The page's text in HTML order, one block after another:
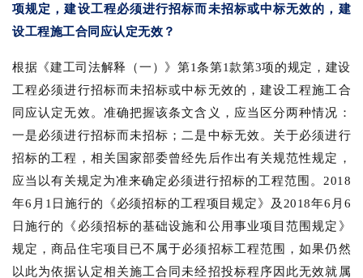
项规定，建设工程必须进行招标而未招标或中标无效的，建
设工程施工合同应认定无效？
根据《建工司法解释（一）》第1条第1款第3项的规定，建设
工程必须进行招标而未招标或中标无效的，建设工程施工合
同应认定无效。准确把握该条文含义，应当区分两种情况：
一是必须进行招标而未招标；二是中标无效。关于必须进行
招标的工程，相关国家部委曾经先后作出有关规范性规定，
应当以有关规定为准来确定必须进行招标的工程范围。2018
年6月1日施行的《必须招标的工程项目规定》及2018年6月6
日施行的《必须招标的基础设施和公用事业项目范围规定》
规定，商品住宅项目已不属于必须招标工程范围，如果仍然
以此为依据认定相关施工合同未经招投标程序因此无效就属